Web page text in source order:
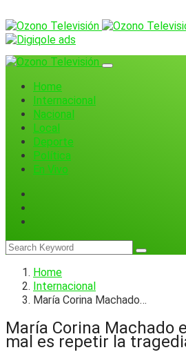
Home
Internacional
Nacional
Local
Deporte
Política
En Vivo
Home
Internacional
María Corina Machado…
María Corina Machado
mal es repetir la